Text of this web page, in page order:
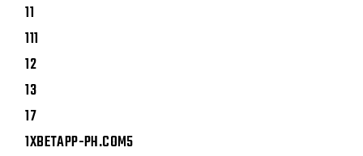
11
111
12
13
17
1XBETAPP-PH.COM5